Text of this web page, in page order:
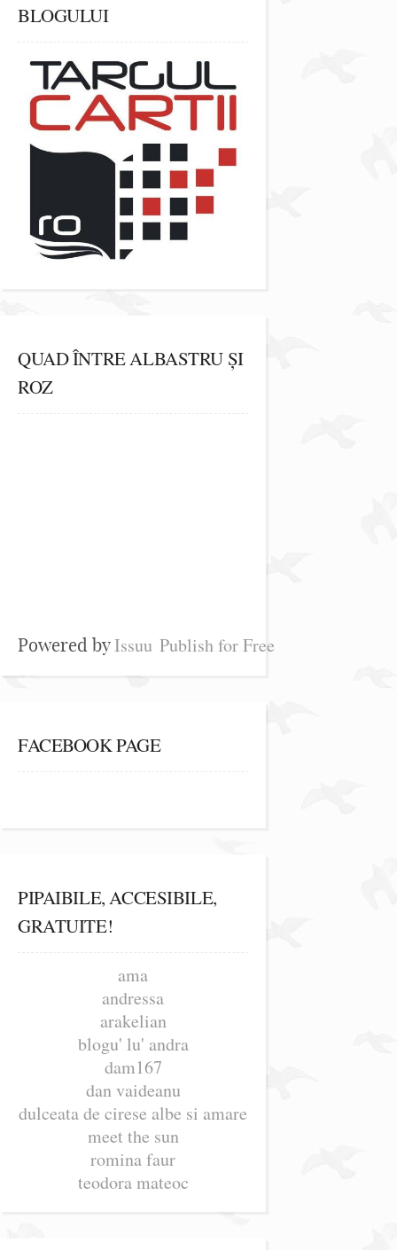
BLOGULUI
QUAD ÎNTRE ALBASTRU ȘI
ROZ
Powered byIssuu Publish for Free
FACEBOOK PAGE
PIPAIBILE, ACCESIBILE,
GRATUITE!
ama
andressa
arakelian
blogu' lu' andra
dam167
dan vaideanu
dulceata de cirese albe si amare
meet the sun
romina faur
teodora mateoc